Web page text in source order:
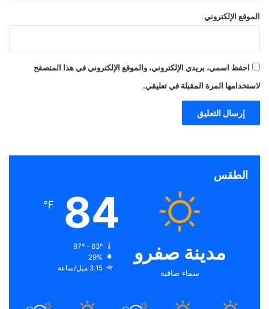
الموقع الإلكتروني
احفظ اسمي، بريدي الإلكتروني، والموقع الإلكتروني في هذا المتصفح
لاستخدامها المرة المقبلة في تعليقي.
الطقس
مدينة صفرو
سماء صافية
84
℉
29%
3.15 ميل/ساعة